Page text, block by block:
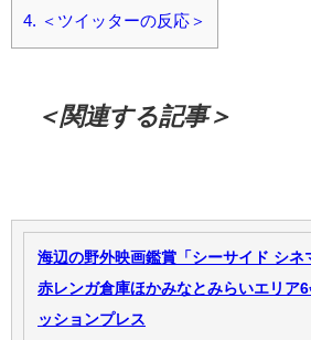
4. ＜ツイッターの反応＞
＜関連する記事＞
海辺の野外映画鑑賞「シーサイド シネ
赤レンガ倉庫ほかみなとみらいエリア
ッションプレス